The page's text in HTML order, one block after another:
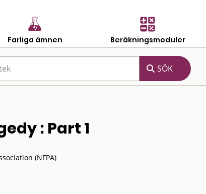
Farliga ämnen Beräkningsmoduler
: Part 1
(NFPA)